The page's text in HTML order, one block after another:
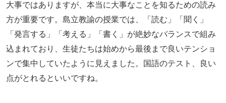
大事ではありますが、本当に大事なことを知るための読み
方が重要です。島立教諭の授業では、「読む」「聞く」
「発言する」「考える」「書く」が絶妙なバランスで組み
込まれており、生徒たちは始めから最後まで良いテンショ
ンで集中していたように見えました。国語のテスト、良い
点がとれるといいですね。